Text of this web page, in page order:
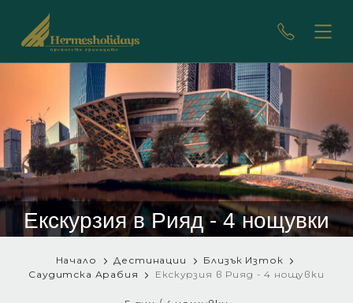
Екскурзия в Рияд - 4 нощувки
Начало Дестинации
Близък Изток
Саудитска Арабия
Екскурзия в Рияд - 4 нощувки